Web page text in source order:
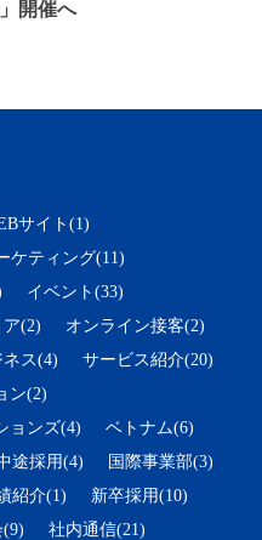
開催へ
サイト(1)
ケティング(11)
イベント(33)
(2)
オンライン接客(2)
ス(4)
サービス紹介(20)
ン(2)
ョンズ(4)
ベトナム(6)
途採用(4)
国際事業部(3)
紹介(1)
新卒採用(10)
社内通信(21)